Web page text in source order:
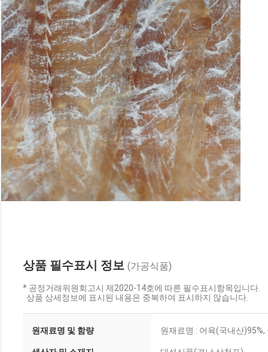
상품 필수표시 정보 (가공식품)
* 공정거래위원회고시 제2020-14호에 따른 필수표시항목입니다.
상품 상세정보에 표시된 내용은 중복하여 표시하지 않습니다.
원재료명 및 함량 원재료명 : 어육(국내산